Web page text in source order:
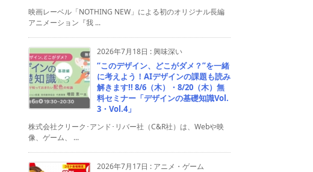
映画レーベル「NOTHING NEW」による初のオリジナル長編
アニメーション『我 ...
2026年7月18日 :興味深い
“このデザイン、どこがダメ？”を一緒
に考えよう！AIデザインの課題も読み
解きます!! 8/6（木）・8/20（木）無
料セミナー「デザインの基礎知識Vol.
3・Vol.4」
株式会社クリーク･アンド･リバー社（C&R社）は、Webや映
像、ゲーム、 ...
2026年7月17日 : アニメ・ゲーム